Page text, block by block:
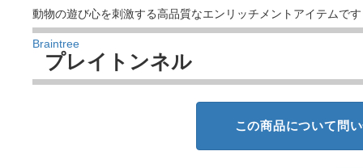
動物の遊び心を刺激する高品質なエンリッチメントアイテムです
Braintree
プレイトンネル
この商品について問